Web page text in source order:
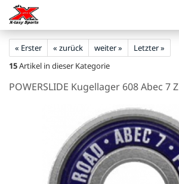
« Erster « zurück weiter »
Letzter »
15Artikel in dieser Kategorie
POWERSLIDE Kugellager 608 Abec 7 Z